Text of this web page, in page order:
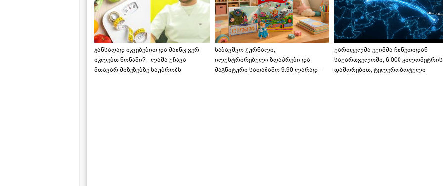
ჯანსაღად იკვებებით და მაინც ვერ
იკლებთ წონაში? - ლაშა უჩავა
მთავარ მიზეზებზე საუბრობს
საბავშვო ჟურნალი,
ილუსტრირებული ზღაპრები და
მაგნიტური სათამაშო 9.90 ლარად -
ქართველმა ექიმმა ჩინეთიდან
საქართველოში, 6 000 კილომეტრის
დაშორებით, ტელერობოტული